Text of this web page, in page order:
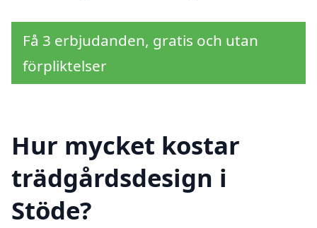
Få 3 erbjudanden, gratis och utan
förpliktelser
Hur mycket kostar
trädgårdsdesign i
Stöde?